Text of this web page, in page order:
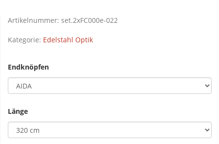
Artikelnummer: set.2xFC000e-022
Kategorie: Edelstahl Optik
Endknöpfen
Länge